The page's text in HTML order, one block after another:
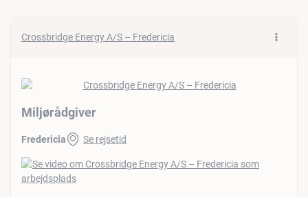
Crossbridge Energy A/S – Fredericia
Miljørådgiver
Fredericia Se rejsetid